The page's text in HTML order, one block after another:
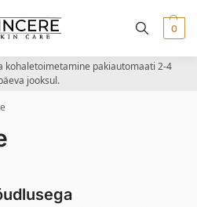
0
kohaletoimetamine pakiautomaati 2-4
jooksul.